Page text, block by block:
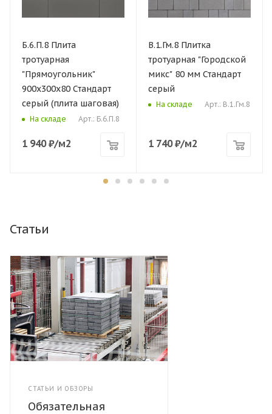
Б.6.П.8 Плита
тротуарная
"Прямоугольник"
900х300х80 Стандарт
серый (плита шаговая)
На складе Арт.: Б.6.П.8
1 940₽/м2
В.1.Гм.8 Плитка
тротуарная "Городской
микс" 80 мм Стандарт
серый
На складе Арт.: В.1.Гм.8
1 740₽/м2
Статьи
СТАТЬИ И ОБЗОРЫ
Обязательная